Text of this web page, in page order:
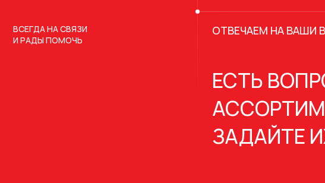
ВСЕГДА НА СВЯЗИ
И РАДЫ ПОМОЧЬ
ОТВЕЧАЕМ НА ВАШИ
ЕСТЬ
ЗАДАЙТЕ